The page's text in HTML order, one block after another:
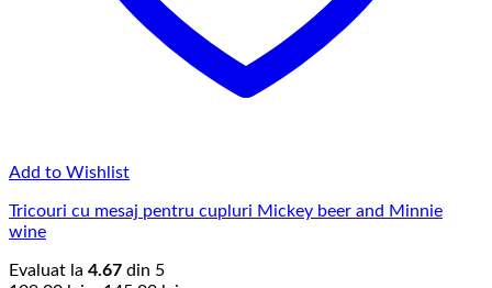
Add to Wishlist
Tricouri cu mesaj pentru cupluri Mickey beer and Minnie
wine
Evaluat la 4.67 din 5